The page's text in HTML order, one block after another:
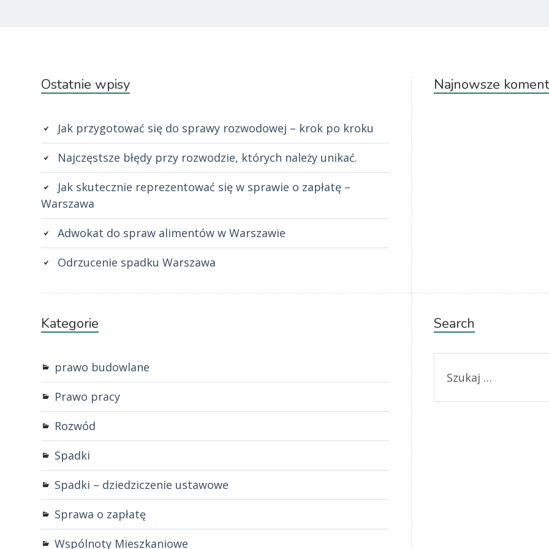
Subsidiary
Ostatnie wpisy
Jak przygotować się do sprawy rozwodowej – krok po kroku
Najczęstsze błędy przy rozwodzie, których należy unikać.
Jak skutecznie reprezentować się w sprawie o zapłatę –
Warszawa
Adwokat do spraw alimentów w Warszawie
Odrzucenie spadku Warszawa
Najnowsze
Kategorie
prawo budowlane
Prawo pracy
Rozwód
Spadki
Spadki – dziedziczenie ustawowe
Sprawa o zapłatę
Wspólnoty Mieszkaniowe
Search